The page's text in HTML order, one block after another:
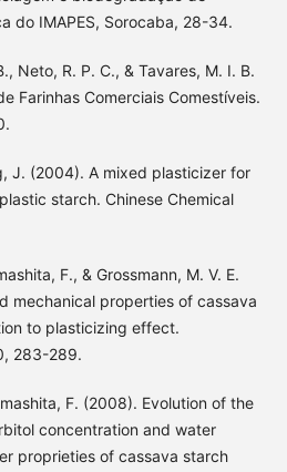
do IMAPES, Sorocaba, 28-34.
Neto, R. P. C., & Tavares, M. I. B.
Farinhas Comerciais Comestíveis.
J. (2004). A mixed plasticizer for
starch. Chinese Chemical
F., & Grossmann, M. V. E.
mechanical properties of cassava
to plasticizing effect.
283-289.
F. (2008). Evolution of the
concentration and water
proprieties of cassava starch